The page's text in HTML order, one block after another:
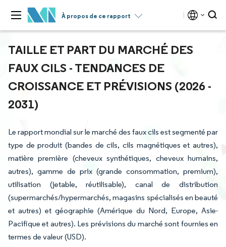
À propos de ce rapport
TAILLE ET PART DU MARCHÉ DES
FAUX CILS - TENDANCES DE
CROISSANCE ET PRÉVISIONS (2026 -
2031)
Le rapport mondial sur le marché des faux cils est segmenté par
type de produit (bandes de cils, cils magnétiques et autres),
matière première (cheveux synthétiques, cheveux humains,
autres), gamme de prix (grande consommation, premium),
utilisation (jetable, réutilisable), canal de distribution
(supermarchés/hypermarchés, magasins spécialisés en beauté
et autres) et géographie (Amérique du Nord, Europe, Asie-
Pacifique et autres). Les prévisions du marché sont fournies en
termes de valeur (USD).